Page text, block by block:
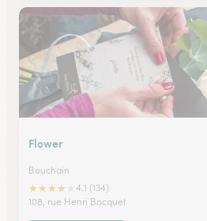
Flower
Bouchain
★★★★
4.1 (134)
108, rue Henri Bocquet